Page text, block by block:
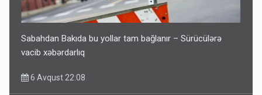
Sabahdan Bakıda bu yollar tam bağlanır – Sürücülərə
vacib xəbərdarlıq
6 Avqust 22:08